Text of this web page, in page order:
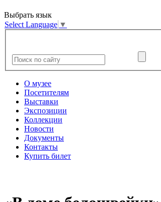
Выбрать язык
Select Language ▼
О музее
Посетителям
Выставки
Экспозиции
Коллекции
Новости
Документы
Контакты
Купить билет